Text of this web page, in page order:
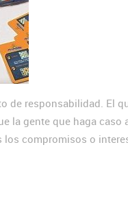
de responsabilidad. El
la gente que haga
compromisos o